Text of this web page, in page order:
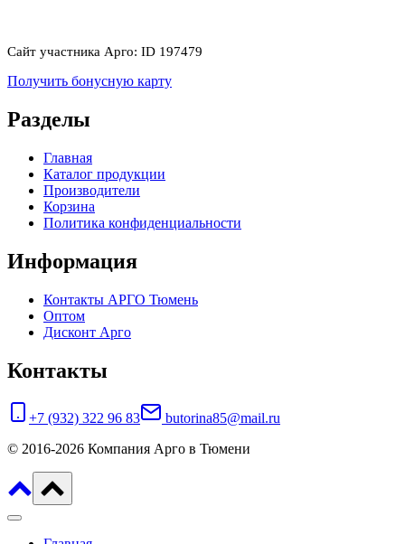
Сайт участника Арго: ID 197479
Получить бонусную карту
Разделы
Главная
Каталог продукции
Производители
Корзина
Политика конфиденциальности
Информация
Контакты АРГО Тюмень
Оптом
Дисконт Арго
Контакты
+7 (932) 322 96 83
butorina85@mail.ru
© 2016-2026 Компания Арго в Тюмени